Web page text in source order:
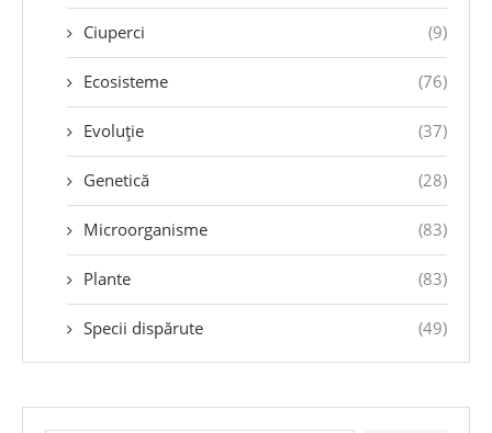
Ciuperci (9)
Ecosisteme (76)
Evoluție (37)
Genetică (28)
Microorganisme (83)
Plante (83)
Specii dispărute (49)